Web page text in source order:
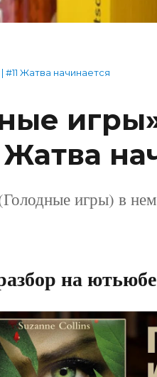
Жатва начинается
игры) в
на ютьюбе